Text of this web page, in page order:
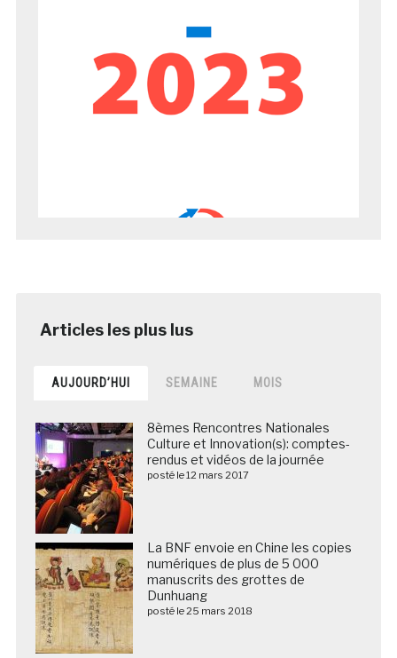
AUJOURD’HUI SEMAINE MOIS
8èmes Rencontres Nationales
Culture et Innovation(s): comptes-
rendus et vidéos de la journée
posté le 12 mars 2017
La BNF envoie en Chine les copies
numériques de plus de 5 000
manuscrits des grottes de
Dunhuang
posté le 25 mars 2018